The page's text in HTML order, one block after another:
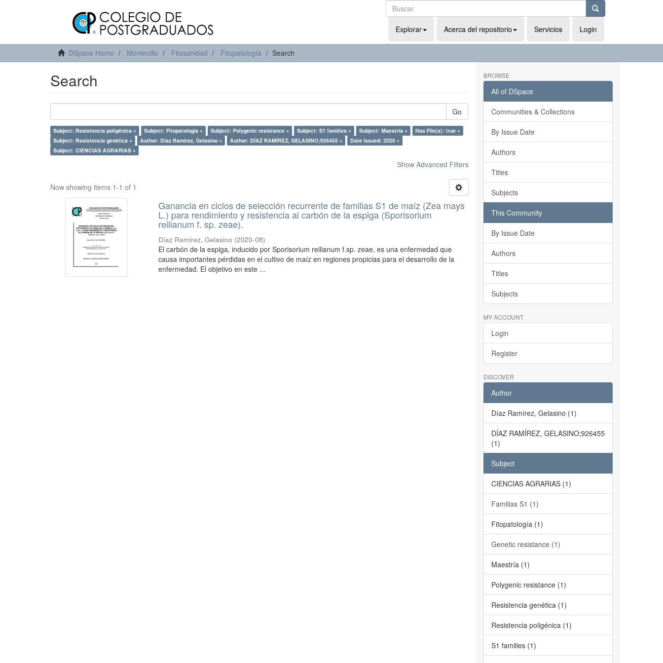
Explorar Acerca del repositorio Servicios Login
DSpace Home Montecillo Fitosanidad Fitopatología Search
Search
Go
Subject: Resistencia poligénica × Subject: Fitopatología × Subject: Polygenic resistance × Subject: S1 families × Subject: Maestría ×
Has File(s): true ×
Subject: Resistencia genética ×
Author: Díaz Ramírez, Gelasino × Author: DÍAZ RAMÍREZ, GELASINO;926455 ×
Date issued: 2020 ×
Subject: CIENCIAS AGRARIAS ×
Show Advanced Filters
Now showing items 1-1 of 1
Ganancia en ciclos de selección recurrente de familias S1 de maíz (Zea mays
L.) para rendimiento y resistencia al carbón de la espiga (Sporisorium
reilianum f. sp. zeae).
Díaz Ramírez, Gelasino (2020-08)
El carbón de la espiga, inducido por Sporisorium reilianum f.sp. zeae, es una enfermedad que
causa importantes pérdidas en el cultivo de maíz en regiones propicias para el desarrollo de la
enfermedad. El objetivo en este ...
BROWSE
All of DSpace
Communities & Collections
By Issue Date
Authors
Titles
Subjects
This Community
By Issue Date
Authors
Titles
Subjects
MY ACCOUNT
Login
Register
DISCOVER
Author
Díaz Ramírez, Gelasino (1)
DÍAZ RAMÍREZ, GELASINO;926455
(1)
Subject
CIENCIAS AGRARIAS (1)
Familias S1 (1)
Fitopatología (1)
Genetic resistance (1)
Maestría (1)
Polygenic resistance (1)
Resistencia genética (1)
Resistencia poligénica (1)
S1 families (1)